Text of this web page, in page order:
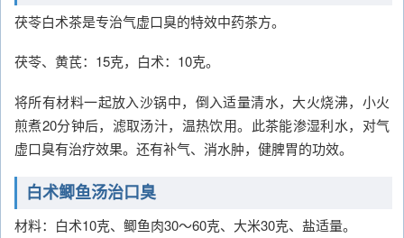
茯苓白术茶是专治气虚口臭的特效中药茶方。
茯苓、黄芪：15克，白术：10克。
将所有材料一起放入沙锅中，倒入适量清水，大火烧沸，小火
煎煮20分钟后，滤取汤汁，温热饮用。此茶能渗湿利水，对气
虚口臭有治疗效果。还有补气、消水肿，健脾胃的功效。
白术鲫鱼汤治口臭
材料：白术10克、鲫鱼肉30～60克、大米30克、盐适量。